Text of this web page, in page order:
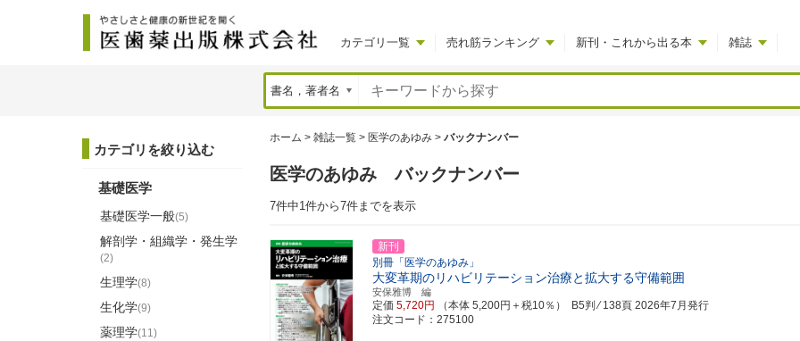
カテゴリ一覧 売れ筋ランキング 新刊・これから出る本 雑誌
ホーム > 雑誌一覧 > 医学のあゆみ > バックナンバー
医学のあゆみ バックナンバー
7件中1件から7件までを表示
新刊
別冊「医学のあゆみ」
大変革期のリハビリテーション治療と拡大する守備範囲
安保雅博 編
定価 5,720円 （本体 5,200円＋税10％） B5判 ⁄ 138頁 2026年7月発行
注文コード：275100
カテゴリを絞り込む
基礎医学
基礎医学一般(5)
解剖学・組織学・発生学
(2)
生理学(8)
生化学(9)
薬理学(11)